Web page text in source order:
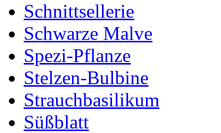
Schnittsellerie
Schwarze Malve
Spezi-Pflanze
Stelzen-Bulbine
Strauchbasilikum
Süßblatt